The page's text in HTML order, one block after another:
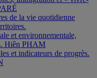
de la vie quotidienne
et environnementale,
Hiên PHAM
et indicateurs de progrès.